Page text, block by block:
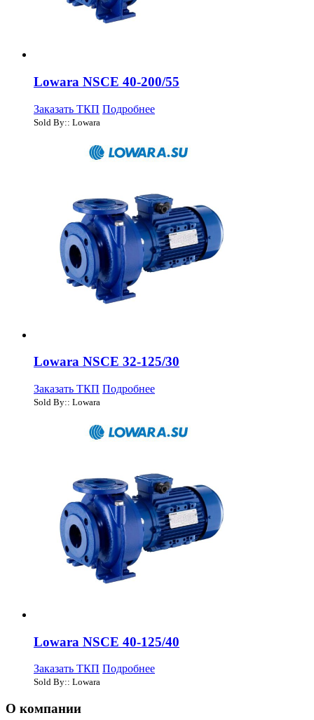
Lowara NSCE 40-200/55
Заказать ТКП Подробнее
Sold By:: Lowara
Lowara NSCE 32-125/30
Заказать ТКП Подробнее
Sold By:: Lowara
Lowara NSCE 40-125/40
Заказать ТКП Подробнее
Sold By:: Lowara
О компании